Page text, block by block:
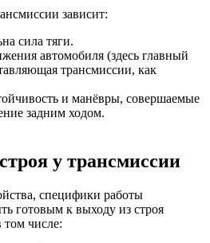
зависит:
сила тяги.
автомобиля (здесь главный
трансмиссии, как
и манёвры, совершаемые
задним ходом.
у трансмиссии
специфики работы
готовым к выходу из строя
том числе: